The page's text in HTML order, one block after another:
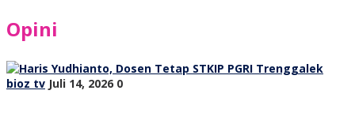
Opini
bioz tv Juli 14, 2026 0